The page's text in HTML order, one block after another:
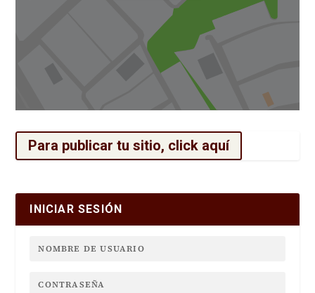
Para publicar tu sitio, click aquí
INICIAR SESIÓN